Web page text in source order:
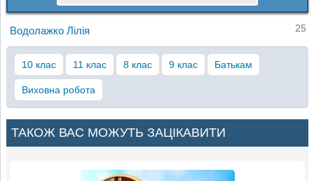
Водолажко Лілія 25
10 клас 11 клас 8 клас 9 клас Батькам
Виховна робота
ТАКОЖ ВАС МОЖУТЬ ЗАЦІКАВИТИ